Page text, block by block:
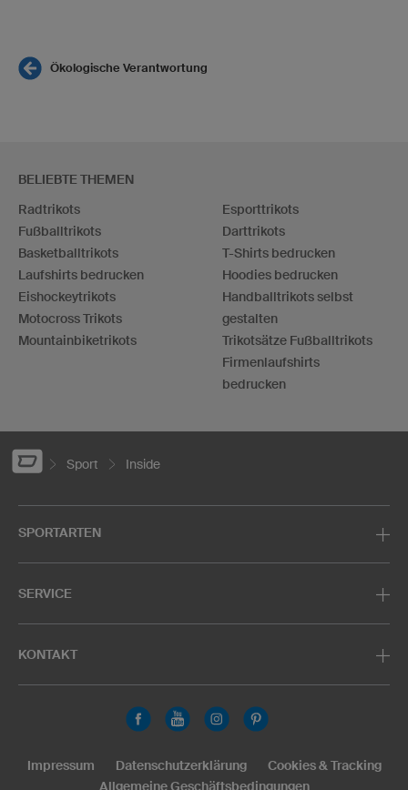
Ökologische Verantwortung
BELIEBTE THEMEN
Radtrikots
Fußballtrikots
Basketballtrikots
Laufshirts bedrucken
Eishockeytrikots
Motocross Trikots
Mountainbiketrikots
Esporttrikots
Darttrikots
T-Shirts bedrucken
Hoodies bedrucken
Handballtrikots selbst
gestalten
Trikotsätze Fußballtrikots
Firmenlaufshirts
bedrucken
Sport Inside
SPORTARTEN
SERVICE
KONTAKT
Impressum Datenschutzerklärung
Cookies & Tracking
Allgemeine Geschäftsbedingungen